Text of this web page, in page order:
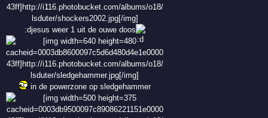
:djesus weer 1 uit de ouwe doos
in de powerzone op sledgehammer